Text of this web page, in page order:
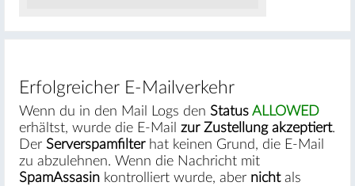
Erfolgreicher E-Mailverkehr
Wenn du in den Mail Logs den Status ALLOWED
erhältst, wurde die E-Mail zur Zustellung akzeptiert.
Der Serverspamfilterhat keinen Grund, die E-Mail
zu abzulehnen. Wenn die Nachricht mit
SpamAssasinkontrolliert wurde, aber nichtals